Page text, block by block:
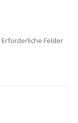
Erforderliche Felder